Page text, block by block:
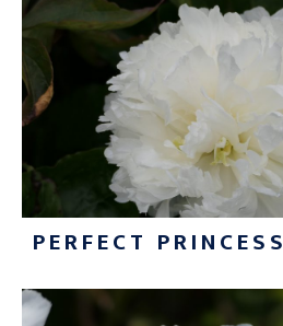
PERFECT PRINCESS